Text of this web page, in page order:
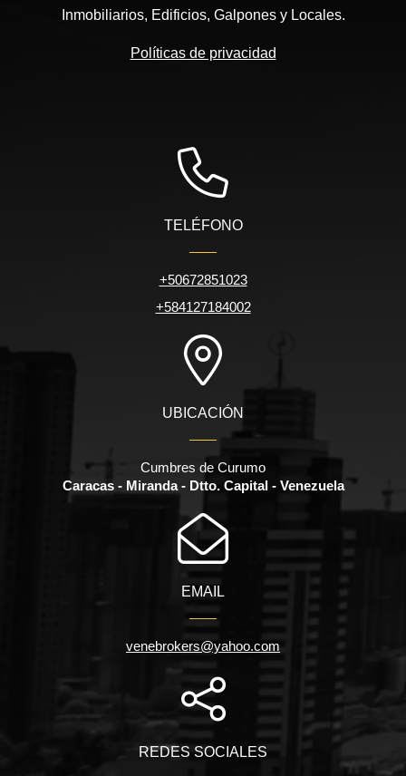
Inmobiliarios, Edificios, Galpones y Locales.
Políticas de privacidad
TELÉFONO
+50672851023
+584127184002
UBICACIÓN
Cumbres de Curumo
Caracas - Miranda - Dtto. Capital - Venezuela
EMAIL
venebrokers@yahoo.com
REDES SOCIALES